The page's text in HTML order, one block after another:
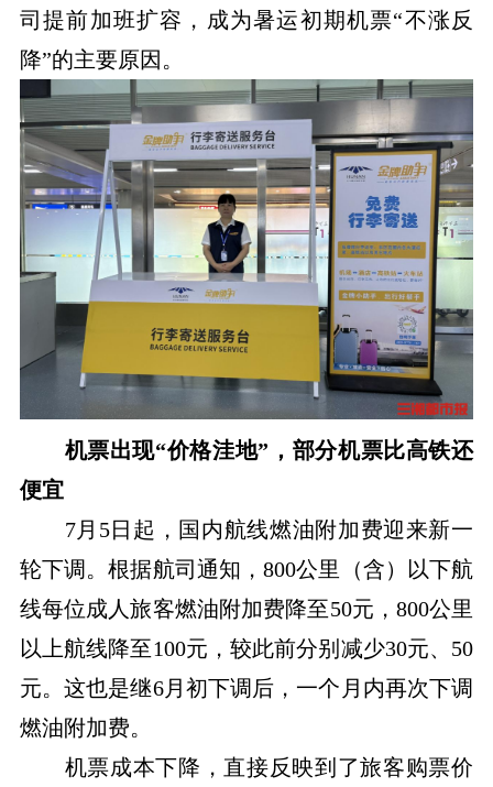
司提前加班扩容，成为暑运初期机票“不涨反
降”的主要原因。
机票出现“价格洼地”，部分机票比高铁还
便宜
7月5日起，国内航线燃油附加费迎来新一
轮下调。根据航司通知，800公里（含）以下航
线每位成人旅客燃油附加费降至50元，800公里
以上航线降至100元，较此前分别减少30元、50
元。这也是继6月初下调后，一个月内再次下调
燃油附加费。
机票成本下降，直接反映到了旅客购票价